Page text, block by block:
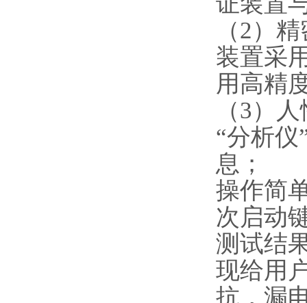
（2）
装置采
用高精
（3）
“分析仪
息；
操作简
次启动
测试结
现给用
抗，漏